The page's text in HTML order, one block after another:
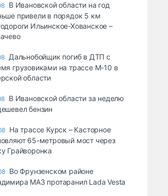
В Ивановской области на год
привели в порядок 5 км
Ильинское-Хованское –
Дальнобойщик погиб в ДТП с
грузовиками на трассе М-10 в
области
В Ивановской области за неделю
бензин
На трассе Курск – Касторное
65-метровый мост через
Грайворонка
Во Фрунзенском районе
МАЗ протаранил Lada Vesta